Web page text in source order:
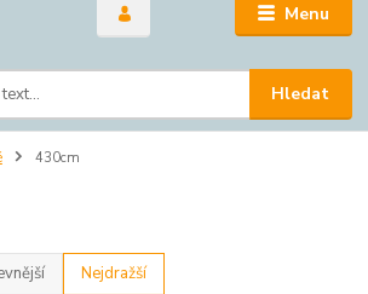
Menu
Hledat
430cm
Nejdražší